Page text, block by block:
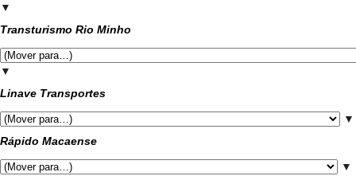
▼
Transturismo Rio Minho
▼
Linave Transportes
▼
Rápido Macaense
▼